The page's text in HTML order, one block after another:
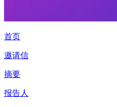
首页
邀请信
摘要
报告人